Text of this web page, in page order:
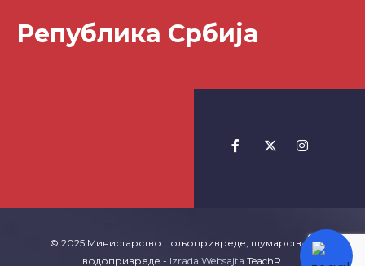
Република Србија
© 2025 Министарство пољопривреде, шумарства и
водопривреде - Izrada Websajta TeachR.